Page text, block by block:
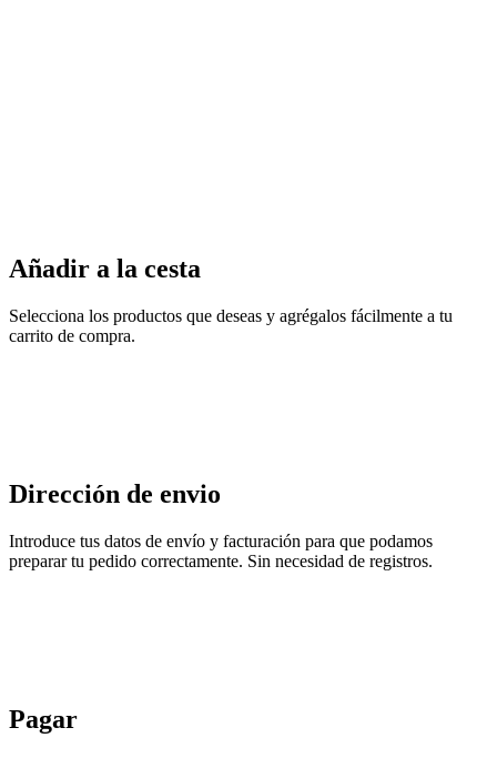
Añadir a la cesta
Selecciona los productos que deseas y agrégalos fácilmente a tu
carrito de compra.
Dirección de envio
Introduce tus datos de envío y facturación para que podamos
preparar tu pedido correctamente. Sin necesidad de registros.
Pagar